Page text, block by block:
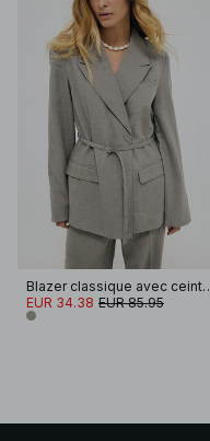
Blazer
EUR 34.38 EUR 85.95